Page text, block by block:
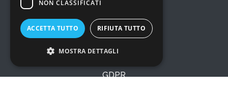
Marchi
News
GDPR
NON CLASSIFICATI
ACCETTA TUTTO RIFIUTA TUTTO
MOSTRA DETTAGLI